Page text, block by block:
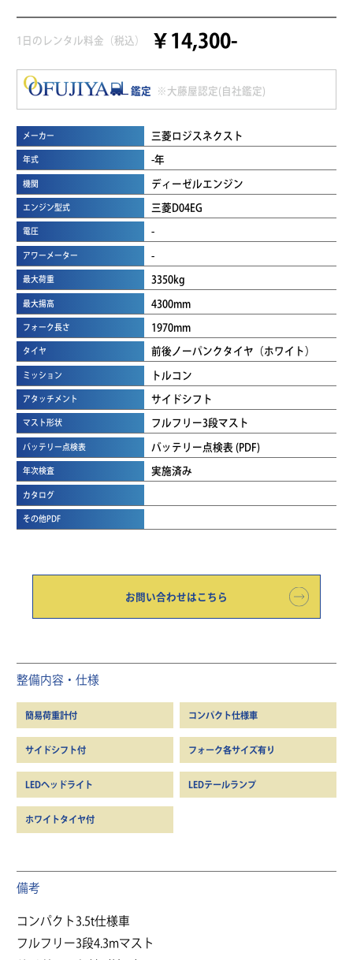
1日のレンタル料金（税込） ￥14,300-
鑑定 ※大藤屋認定(自社鑑定)
メーカー 三菱ロジスネクスト
年式 -年
機関 ディーゼルエンジン
エンジン型式 三菱D04EG
電圧 -
アワーメーター -
最大荷重 3350kg
最大揚高 4300mm
フォーク長さ 1970mm
タイヤ 前後ノーパンクタイヤ（ホワイト）
ミッション トルコン
アタッチメント サイドシフト
マスト形状 フルフリー3段マスト
バッテリー点検表 バッテリー点検表 (PDF)
年次検査 実施済み
カタログ
その他PDF
お問い合わせはこちら
整備内容・仕様
簡易荷重計付 コンパクト仕様車
サイドシフト付 フォーク各サイズ有り
LEDヘッドライト LEDテールランプ
ホワイトタイヤ付
備考
コンパクト3.5t仕様車
フルフリー3段4.3mマスト